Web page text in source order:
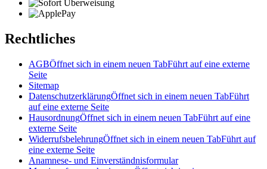
Rechtliches
AGBÖffnet sich in einem neuen TabFührt auf eine externe
Seite
Sitemap
DatenschutzerklärungÖffnet sich in einem neuen TabFührt
auf eine externe Seite
HausordnungÖffnet sich in einem neuen TabFührt auf eine
externe Seite
WiderrufsbelehrungÖffnet sich in einem neuen TabFührt auf
eine externe Seite
Anamnese- und Einverständnisformular